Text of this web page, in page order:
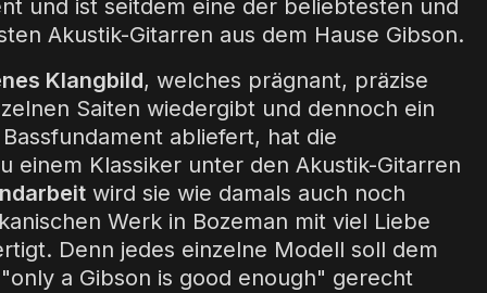
und ist seitdem eine der beliebtesten und
Akustik-Gitarren aus dem Hause Gibson.
Klangbild, welches prägnant, präzise
Saiten wiedergibt und dennoch ein
abliefert, hat die
einem Klassiker unter den Akustik-Gitarren
wird sie wie damals auch noch
Werk in Bozeman mit viel Liebe
Denn jedes einzelne Modell soll dem
a Gibson is good enough" gerecht